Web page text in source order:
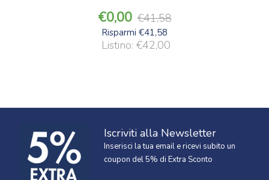
0,00 41,58
Risparmi €41,58
Listino: €42,00
Iscriviti alla Newsletter
Inserisci la tua email e ricevi subito un
coupon del 5% di Extra Sconto